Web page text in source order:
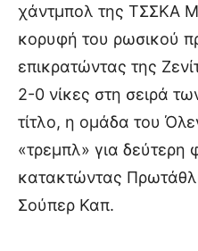
χάντμπολ της ΤΣΣΚΑ
κορυφή του ρωσικού
επικρατώντας της
2-0 νίκες στη σειρά
τίτλο, η ομάδα του
«τρεμπλ» για δεύτερη
κατακτώντας
Σούπερ Καπ.